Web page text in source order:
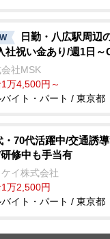
日勤・八広駅周辺
社祝い金あり/週1日～
社MSK
1万4,500円～
イト・パート / 東京都
・70代活躍中/交通誘
修中も手当有
イ株式会社
1万2,500円
イト・パート / 東京都